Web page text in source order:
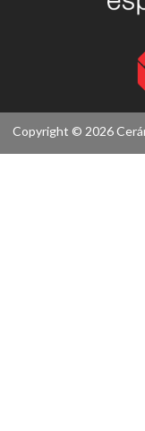
Copyright © 2026